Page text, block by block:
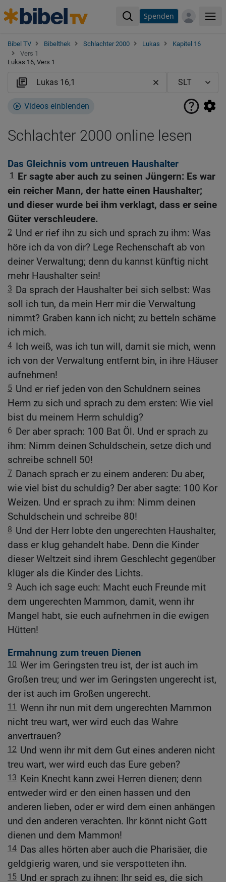
Spenden
Bibel TV Bibelthek Schlachter 2000 Lukas
Kapitel 16
Vers 1
Lukas 16, Vers 1
Videos einblenden
Schlachter 2000 online lesen
Das Gleichnis vom untreuen Haushalter
1
Er sagte aber auch zu seinen Jüngern: Es war
ein reicher Mann, der hatte einen Haushalter;
und dieser wurde bei ihm verklagt, dass er seine
Güter verschleudere.
2 Und er rief ihn zu sich und sprach zu ihm: Was
höre ich da von dir? Lege Rechenschaft ab von
deiner Verwaltung; denn du kannst künftig nicht
mehr Haushalter sein!
3 Da sprach der Haushalter bei sich selbst: Was
soll ich tun, da mein Herr mir die Verwaltung
nimmt? Graben kann ich nicht; zu betteln schäme
ich mich.
4 Ich weiß, was ich tun will, damit sie mich, wenn
ich von der Verwaltung entfernt bin, in ihre Häuser
aufnehmen!
5 Und er rief jeden von den Schuldnern seines
Herrn zu sich und sprach zu dem ersten: Wie viel
bist du meinem Herrn schuldig?
6 Der aber sprach: 100 Bat Öl. Und er sprach zu
ihm: Nimm deinen Schuldschein, setze dich und
schreibe schnell 50!
7 Danach sprach er zu einem anderen: Du aber,
wie viel bist du schuldig? Der aber sagte: 100 Kor
Weizen. Und er sprach zu ihm: Nimm deinen
Schuldschein und schreibe 80!
8 Und der Herr lobte den ungerechten Haushalter,
dass er klug gehandelt habe. Denn die Kinder
dieser Weltzeit sind ihrem Geschlecht gegenüber
klüger als die Kinder des Lichts.
9 Auch ich sage euch: Macht euch Freunde mit
dem ungerechten Mammon, damit, wenn ihr
Mangel habt, sie euch aufnehmen in die ewigen
Hütten!
Ermahnung zum treuen Dienen
10 Wer im Geringsten treu ist, der ist auch im
Großen treu; und wer im Geringsten ungerecht ist,
der ist auch im Großen ungerecht.
11 Wenn ihr nun mit dem ungerechten Mammon
nicht treu wart, wer wird euch das Wahre
anvertrauen?
12 Und wenn ihr mit dem Gut eines anderen nicht
treu wart, wer wird euch das Eure geben?
13 Kein Knecht kann zwei Herren dienen; denn
entweder wird er den einen hassen und den
anderen lieben, oder er wird dem einen anhängen
und den anderen verachten. Ihr könnt nicht Gott
dienen und dem Mammon!
14 Das alles hörten aber auch die Pharisäer, die
geldgierig waren, und sie verspotteten ihn.
15 Und er sprach zu ihnen: Ihr seid es, die sich